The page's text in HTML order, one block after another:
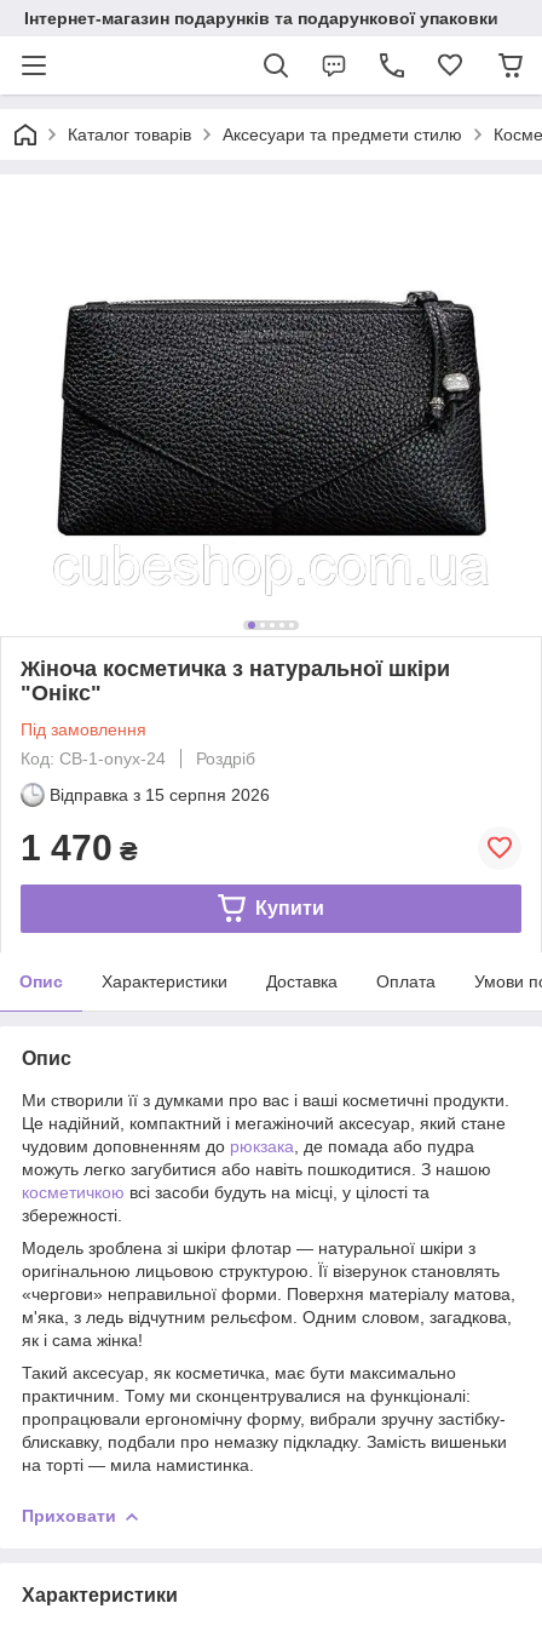
Інтернет-магазин подарунків та подарункової упаковки
Каталог товарів Аксесуари та предмети стилю
Жіноча косметичка з натуральної шкіри
"Онікс"
Під замовлення
Код: CB-1-onyx-24
Роздріб
Відправка з 15 серпня 2026
1 470 ₴
Купити
Опис Характеристики Доставка Оплата Умови
Опис
Ми створили її з думками про вас і ваші косметичні продукти.
Це надійний, компактний і мегажіночий аксесуар, який стане
чудовим доповненням до рюкзака , де помада або пудра
можуть легко загубитися або навіть пошкодитися. З нашою
косметичкою всі засоби будуть на місці, у цілості та
збережності.
Модель зроблена зі шкіри флотар — натуральної шкіри з
оригінальною лицьовою структурою. Її візерунок становлять
«чергови» неправильної форми. Поверхня матеріалу матова,
м'яка, з ледь відчутним рельєфом. Одним словом, загадкова,
як і сама жінка!
Такий аксесуар, як косметичка, має бути максимально
практичним. Тому ми сконцентрувалися на функціоналі:
пропрацювали ергономічну форму, вибрали зручну застібку-
блискавку, подбали про немазку підкладку. Замість вишеньки
на торті — мила намистинка.
Приховати
Характеристики